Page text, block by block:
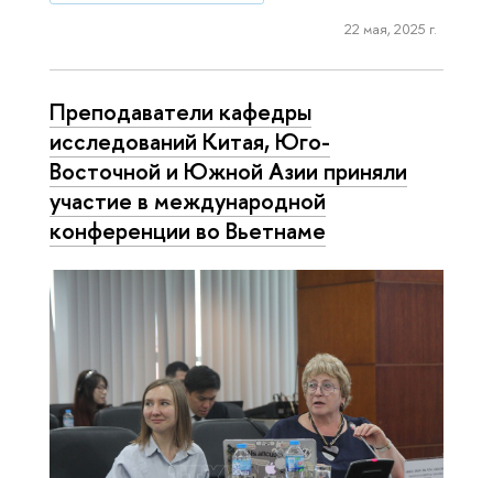
22 мая, 2025 г.
Преподаватели кафедры
исследований Китая, Юго-
Восточной и Южной Азии приняли
участие в международной
конференции во Вьетнаме